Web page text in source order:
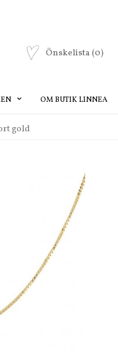
Önskelista (0)
OM BUTIK LINNEA
gold